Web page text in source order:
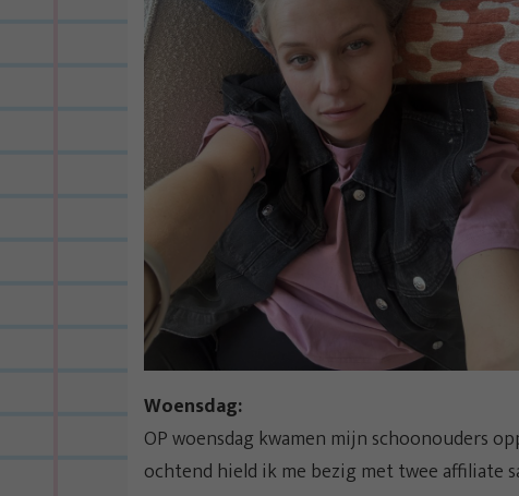
Woensdag:
OP woensdag kwamen mijn schoonouders
ochtend hield ik me bezig met twee affiliate